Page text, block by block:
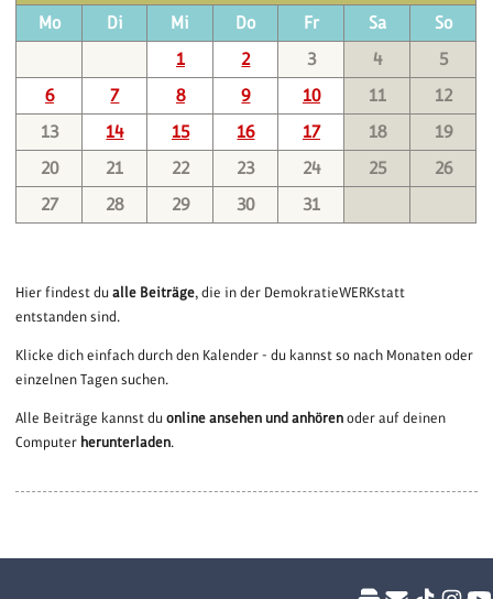
Mo Di Mi Do Fr Sa
So
1
2 3 4
5
6
7 8 9 10 11
12
13
14 15 16 17 18
19
20
21 22 23 24 25
26
27
28 29 30 31
Hier findest dualle Beiträge, die in der DemokratieWERKstatt
entstanden sind.
Klicke dich einfach durch den Kalender - du kannst so nach Monaten oder
einzelnen Tagen suchen.
Alle Beiträge kannst duonline ansehen und anhören oder auf deinen
Computer herunterladen.